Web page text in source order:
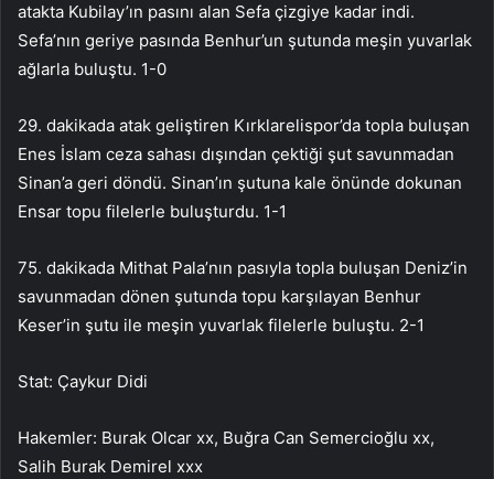
atakta Kubilay’ın pasını alan Sefa çizgiye kadar indi.
Sefa’nın geriye pasında Benhur’un şutunda meşin yuvarlak
ağlarla buluştu. 1-0
29. dakikada atak geliştiren Kırklarelispor’da topla buluşan
Enes İslam ceza sahası dışından çektiği şut savunmadan
Sinan’a geri döndü. Sinan’ın şutuna kale önünde dokunan
Ensar topu filelerle buluşturdu. 1-1
75. dakikada Mithat Pala’nın pasıyla topla buluşan Deniz’in
savunmadan dönen şutunda topu karşılayan Benhur
Keser’in şutu ile meşin yuvarlak filelerle buluştu. 2-1
Stat: Çaykur Didi
Hakemler: Burak Olcar xx, Buğra Can Semercioğlu xx,
Salih Burak Demirel xxx